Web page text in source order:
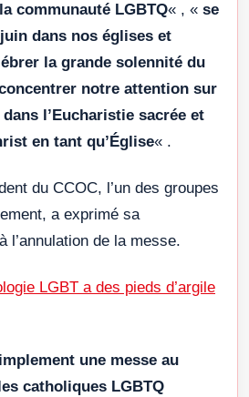
communauté LGBTQ« , « se
dans nos églises et
la grande solennité du
notre attention sur
l’Eucharistie sacrée et
en tant qu’Église« .
du CCOC, l’un des groupes
a exprimé sa
l’annulation de la messe.
LGBT a des pieds d’argile
une messe au
catholiques LGBTQ